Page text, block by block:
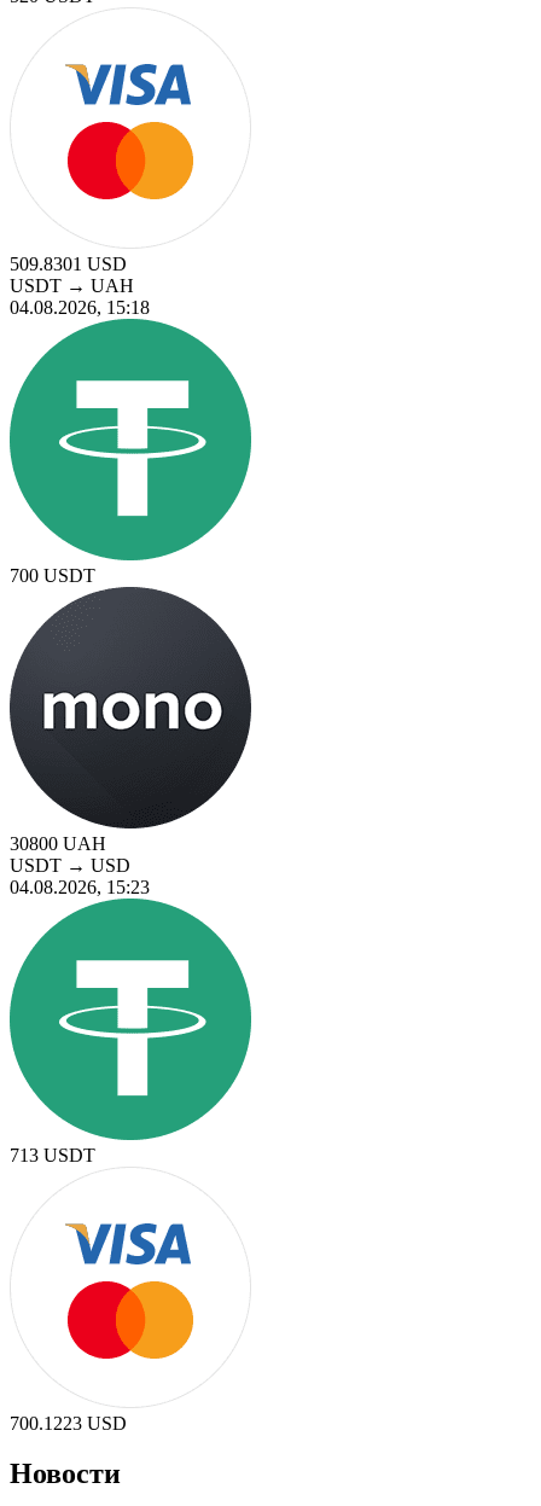
509.8301 USD
USDT → UAH
04.08.2026, 15:18
700 USDT
30800 UAH
USDT → USD
04.08.2026, 15:23
713 USDT
700.1223 USD
Новости